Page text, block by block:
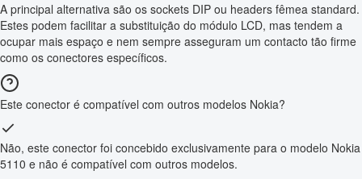
A principal alternativa são os sockets DIP ou headers fêmea standard.
Estes podem facilitar a substituição do módulo LCD, mas tendem a
ocupar mais espaço e nem sempre asseguram um contacto tão firme
como os conectores específicos.
Este conector é compatível com outros modelos Nokia?
Não, este conector foi concebido exclusivamente para o modelo Nokia
5110 e não é compatível com outros modelos.